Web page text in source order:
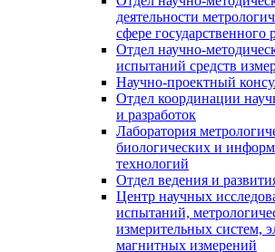
деятельности
сфере государственного
Отдел научно-
испытаний средств
Научно-проектный
Отдел координации
и разработок
Лаборатория
биологических и
технологий
Отдел ведения и
Центр научных
испытаний,
измерительных систем,
магнитных измерений